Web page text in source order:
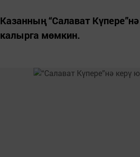
Казанның “Салават
калырга мөмкин.